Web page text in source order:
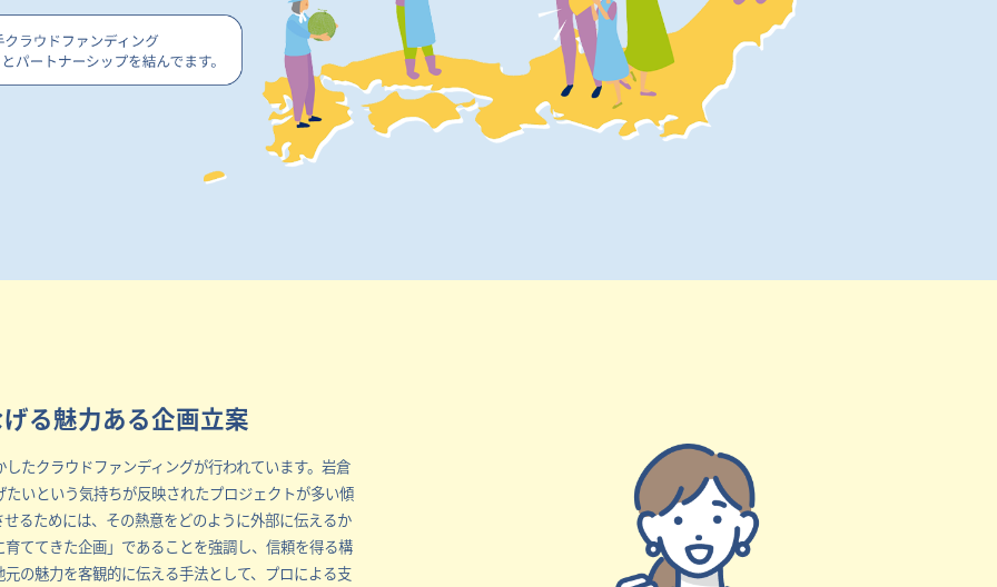
る魅力ある企画立案
たクラウドファンディングが行われています。岩倉
いという気持ちが反映されたプロジェクトが多い傾
るためには、その熱意をどのように外部に伝えるか
ててきた企画」であることを強調し、信頼を得る構
の魅力を客観的に伝える手法として、プロによる支